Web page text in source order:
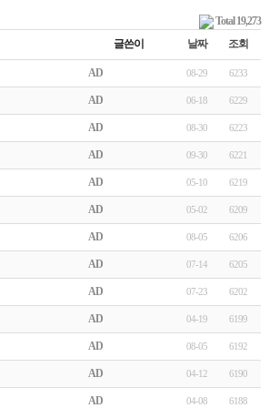
Total 19,273
글쓴이
날짜 조회
AD 08-29 6233
AD 06-18 6229
AD 08-30 6223
AD 09-30 6221
AD 05-10 6219
AD 05-02 6209
AD 08-05 6206
AD 07-14 6205
AD 07-23 6202
AD 04-19 6199
AD 08-05 6192
AD 04-12 6190
AD 04-08 6188